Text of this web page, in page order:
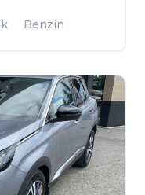
Benzin